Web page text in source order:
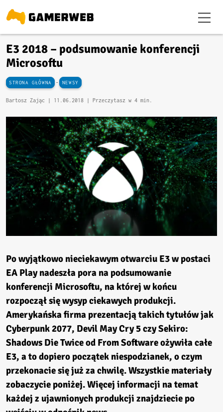
E3 2018 – podsumowanie konferencji
Microsoftu
STRONA GŁÓWNA - NEWSY
Bartosz Zając | 11.06.2018 | Przeczytasz w 4 min.
Po wyjątkowo nieciekawym otwarciu E3 w postaci
EA Play nadeszła pora na podsumowanie
konferencji Microsoftu, na której w końcu
rozpoczął się wysyp ciekawych produkcji.
Amerykańska firma prezentacją takich tytułów jak
Cyberpunk 2077, Devil May Cry 5czySekiro:
Shadows Die Twiceod From Software ożywiła całe
E3, a to dopiero początek niespodzianek, o czym
przekonacie się już za chwilę. Wszystkie materiały
zobaczycie poniżej. Więcej informacji na temat
każdej z ujawnionych produkcji znajdziecie po